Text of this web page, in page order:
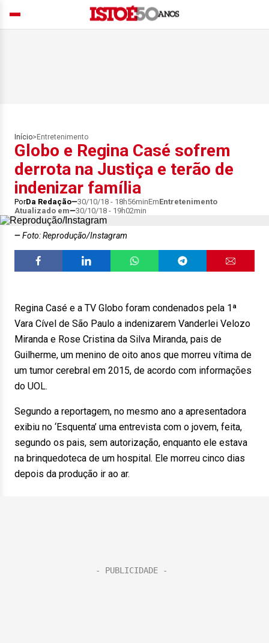
Início> Entretenimento
Globo e Regina Casé sofrem
derrota na Justiça e terão de
indenizar família
PorDa Redação 30/10/18 - 18h56minEmEntretenimento
Atualizado em
30/10/18 - 19h02min
Foto: Reprodução/Instagram
Regina Casé e a TV Globo foram condenados pela 1ª
Vara Cível de São Paulo a indenizarem Vanderlei Velozo
Miranda e Rose Cristina da Silva Miranda, pais de
Guilherme, um menino de oito anos que morreu vítima de
um tumor cerebral em 2015, de acordo com informações
do UOL.
Segundo a reportagem, no mesmo ano a apresentadora
exibiu no ‘Esquenta’ uma entrevista com o jovem, feita,
segundo os pais, sem autorização, enquanto ele estava
na brinquedoteca de um hospital. Ele morreu cinco dias
depois da produção ir ao ar.